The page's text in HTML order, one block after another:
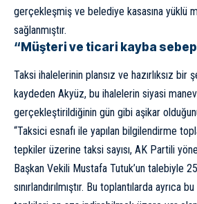
gerçekleşmiş ve belediye kasasına yüklü
sağlanmıştır.
“Müşteri ve ticari kayba
Taksi ihalelerinin plansız ve hazırlıksız bir
kaydeden Akyüz, bu ihalelerin siyasi
gerçekleştirildiğinin gün gibi aşikar
“Taksici esnafı ile yapılan bilgilendirme
tepkiler üzerine taksi sayısı, AK Partili
Başkan Vekili Mustafa Tutuk’un talebiyle
sınırlandırılmıştır. Bu toplantılarda ayrıca